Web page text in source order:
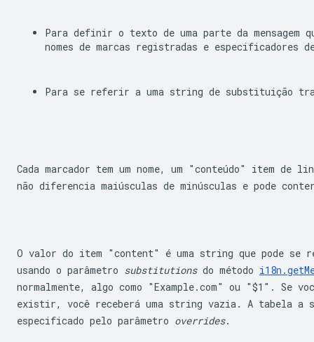
Para definir o texto de uma parte da mensagem
nomes de marcas registradas e especificadores
Para se referir a uma string de substituição
Cada marcador tem um nome, um "conteúdo" item de
não diferencia maiúsculas de minúsculas e pode
O valor do item "content" é uma string que pode
usando o parâmetro substitutions do método
normalmente, algo como "Example.com" ou "$1". Se
existir, você receberá uma string vazia. A tabela a
especificado pelo parâmetro overrides.